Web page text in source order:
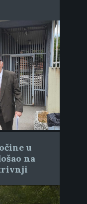
u
na